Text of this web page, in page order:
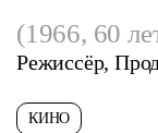
(1966, 60
Режиссёр,
КИНО